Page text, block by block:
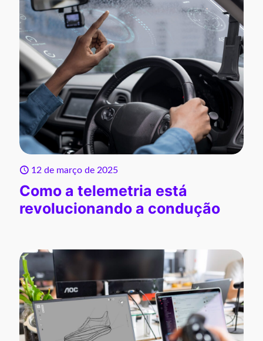
12 de março de 2025
Como a telemetria está
revolucionando a condução